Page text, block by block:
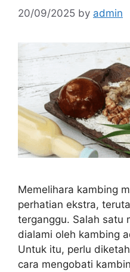
20/09/2025 by admin
Memelihara kambing
perhatian ekstra,
terganggu. Salah satu
dialami oleh kambing
Untuk itu, perlu
cara mengobati